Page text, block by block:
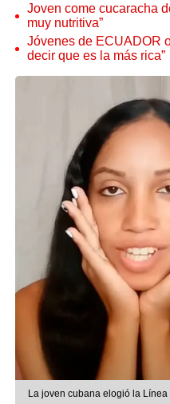
Joven come cucaracha
muy nutritiva”
Jóvenes de ECUADOR
decir que es la más rica”
La joven cubana elogió la